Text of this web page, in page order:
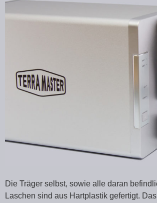
Die Träger selbst, sowie alle daran
Laschen sind aus Hartplastik gefertigt.